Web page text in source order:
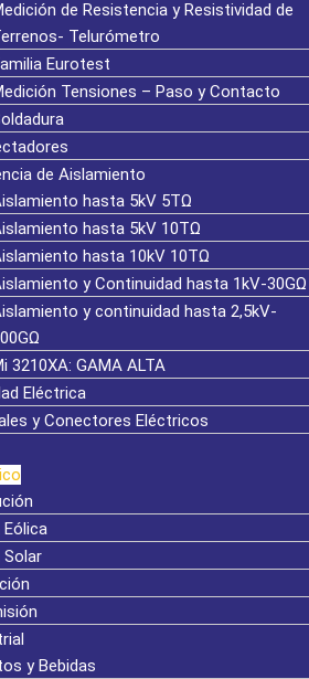
de Resistencia y Resistividad de
Telurómetro
Eurotest
Tensiones – Paso y Contacto
de Aislamiento
hasta 5kV 5TΩ
hasta 5kV 10TΩ
hasta 10kV 10TΩ
y Continuidad hasta 1kV-30GΩ
y continuidad hasta 2,5kV-
3210XA: GAMA ALTA
Eléctrica
y Conectores Eléctricos
Eólica
Solar
y Bebidas